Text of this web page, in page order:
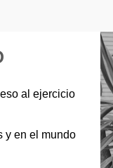
al ejercicio
y en el mundo